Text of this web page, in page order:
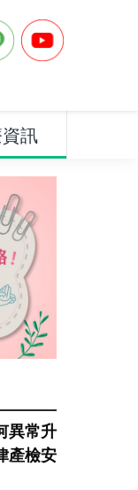
訊
異常升
產檢安